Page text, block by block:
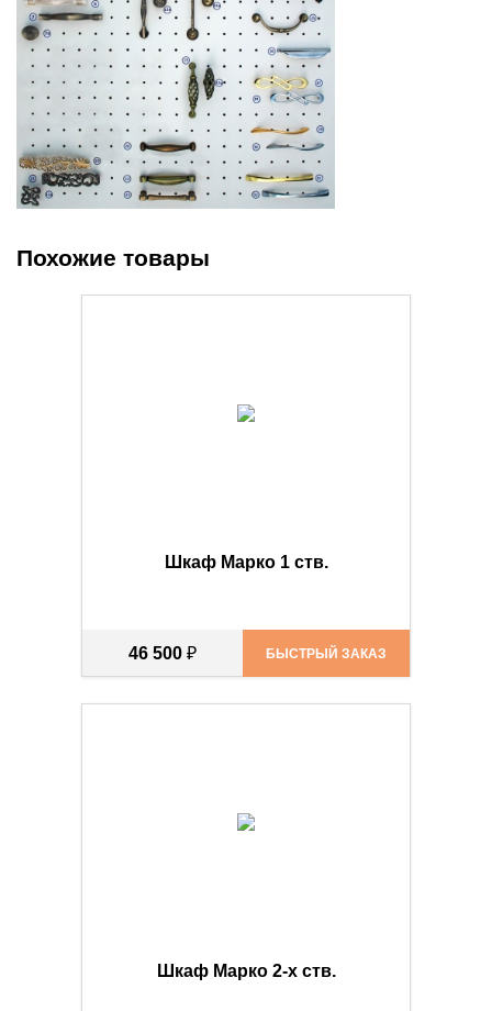
Похожие товары
Шкаф Марко 1 ств.
46 500 ₽ БЫСТРЫЙ ЗАКАЗ
Шкаф Марко 2-х ств.